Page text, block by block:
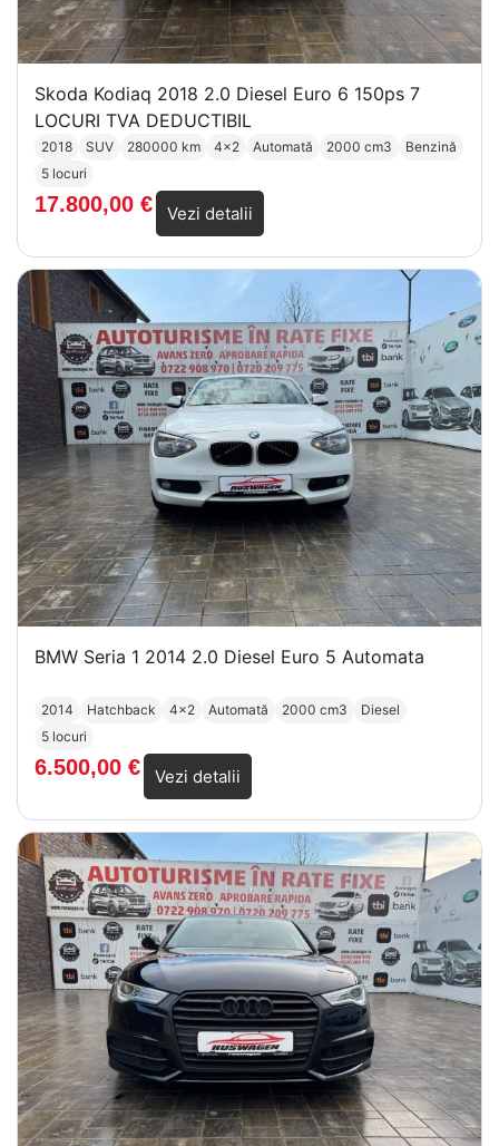
Skoda Kodiaq 2018 2.0 Diesel Euro 6 150ps 7
LOCURI TVA DEDUCTIBIL
2018 SUV 280000 km 4x2 Automată 2000 cm3
Benzină
5 locuri
17.800,00 € Vezi detalii
BMW Seria 1 2014 2.0 Diesel Euro 5 Automata
2014 Hatchback 4x2 Automată 2000 cm3
Diesel
5 locuri
6.500,00 € Vezi detalii